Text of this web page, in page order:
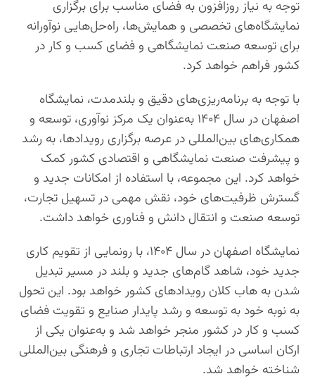
توجه به نیاز روزافزون به فضای مناسب برای برگزاری
نمایشگاه‌های تخصصی و همایش‌ها، راه‌حل‌هایی نوآورانه
برای توسعه صنعت نمایشگاهی و فضای کسب و کار در
کشور فراهم خواهد کرد.
با توجه به برنامه‌ریزی‌های دقیق و بلندمدت، نمایشگاه
اصفهان در سال ۱۴۰۴ به‌عنوان یک مرکز نوآوری، توسعه و
همکاری‌های بین‌المللی در عرصه برگزاری رویدادها، به رشد
و پیشرفت صنعت نمایشگاهی و اقتصادی کشور کمک
خواهد کرد. این مجموعه، با استفاده از امکانات جدید و
گسترش ظرفیت‌های خود، نقش مهمی در تسهیل تجارت،
توسعه صنعت و انتقال دانش و فناوری خواهد داشت.
نمایشگاه اصفهان در سال ۱۴۰۴، با رونمایی از تقویم کاری
جدید خود، شاهد گام‌های جدید و بلند در مسیر تبدیل
شدن به هاب کلان رویدادهای کشور خواهد بود. این تحول
به نوبه خود به توسعه و رشد پایدار صنایع و تقویت فضای
کسب و کار در کشور منجر خواهد شد و به‌عنوان یکی از
ارکان اساسی در ایجاد ارتباطات تجاری و فرهنگی بین‌المللی
شناخته خواهد شد.